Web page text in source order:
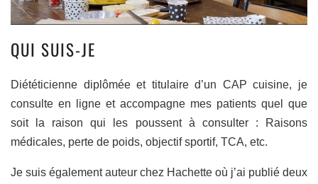
QUI SUIS-JE
Diététicienne diplômée et titulaire d’un CAP cuisine, je
consulte en ligne et accompagne mes patients quel que
soit la raison qui les poussent à consulter : Raisons
médicales, perte de poids, objectif sportif, TCA, etc.
Je suis également auteur chez Hachette où j’ai publié deux